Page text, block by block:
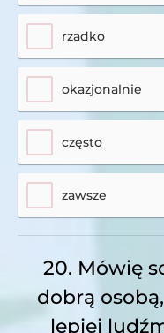
rzadko
okazjonalnie
często
zawsze
20. Mówię
dobrą
lepiej